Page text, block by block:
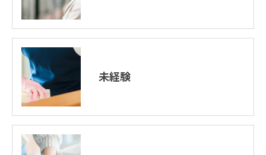
未経験